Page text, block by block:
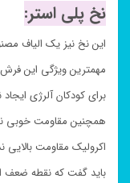
نخ پلی استر:
این نخ نیز یک الیاف
مهمترین ویژگی این
برای کودکان آلرژی
همچنین مقاومت خوبی
اکرولیک مقاومت بالایی
باید گفت که نقطه ضعف